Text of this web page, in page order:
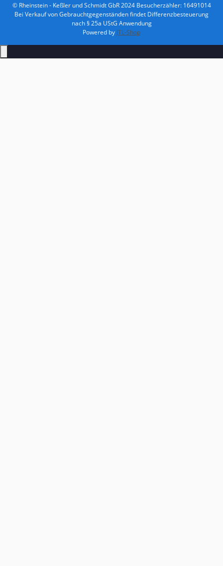
© Rheinstein - Keßler und Schmidt GbR 2024Besucherzähler: 16491014
Bei Verkauf von Gebrauchtgegenständen findet Differenzbesteuerung
nach § 25a UStG Anwendung
Powered by JTL-Shop